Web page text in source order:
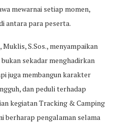
mewarnai setiap momen,
antara para peserta.
Muklis, S.Sos., menyampaikan
sekadar menghadirkan
juga membangun karakter
dan peduli terhadap
kegiatan Tracking & Camping
berharap pengalaman selama